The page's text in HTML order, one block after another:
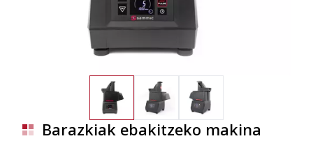
Barazkiak ebakitzeko makina